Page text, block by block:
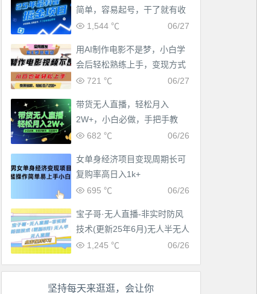
简单，容易起号，干了就有收
益那种
06/27
1,544 ℃
用AI制作电影不是梦，小白学
会后轻松熟练上手，变现方式
多样，日入2张+
06/27
721 ℃
带货无人直播，轻松月入
2W+，小白必做，手把手教
学，无脑操作(附学习资料)06/26
682 ℃
女单身经济项目变现周期长可
复购率高日入1k+
06/26
695 ℃
宝子哥·无人直播-非实时防风
技术(更新25年6月)无人半无人
直播
06/26
1,245 ℃
坚持每天来逛逛，会让你
工作也轻松了！